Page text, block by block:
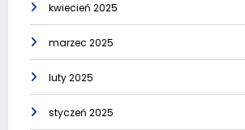
kwiecień 2025
marzec 2025
luty 2025
styczeń 2025